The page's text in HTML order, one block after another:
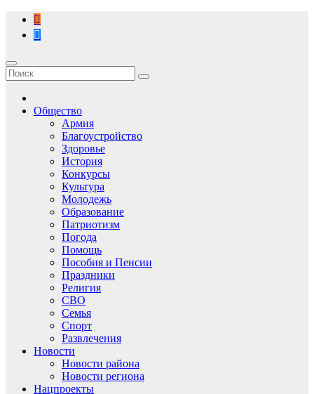
Перейти
содержимому
Общество
Армия
Благоустройство
Здоровье
История
Конкурсы
Культура
Молодежь
Образование
Патриотизм
Погода
Помощь
Пособия и Пенсии
Праздники
Религия
СВО
Семья
Спорт
Развлечения
Новости
Новости района
Новости региона
Нацпроекты